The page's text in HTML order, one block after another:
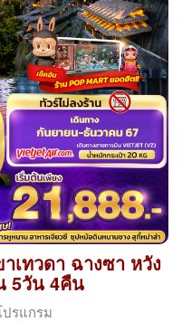
เทวดา ฉางซา หวัง
5วัน 4คืน
ปรแกรม